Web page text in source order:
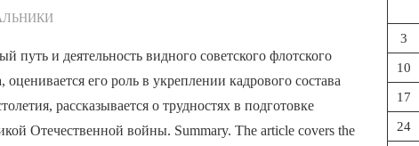
путь и деятельность видного советского флотского
его роль в укреплении кадрового состава
рассказывается о трудностях в подготовке
Отечественной войны. Summary. The article covers the
3
10
17
24